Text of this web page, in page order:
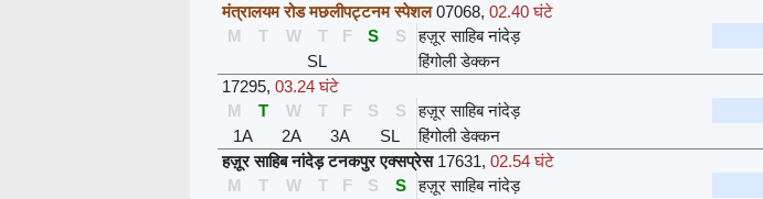
मंत्रालयम रोड मछलीपट्टनम स्पेशल 07068, 02.40 घंटे
M
T W T F S S हज़ूर साहिब नांदेड़
SL
हिंगोली डेक्कन
17295, 03.24 घंटे
M
T W T F S S हज़ूर साहिब नांदेड़
1A
2A 3A SL हिंगोली डेक्कन
हज़ूर साहिब नांदेड़ टनकपुर एक्सप्रेस 17631, 02.54 घंटे
M
T W T F S S हज़ूर साहिब नांदेड़